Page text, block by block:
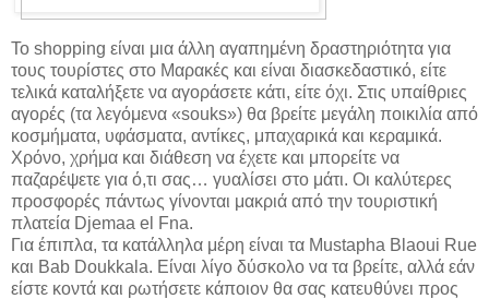
Το shopping είναι μια άλλη αγαπημένη δραστηριότητα για
τους τουρίστες στο Μαρακές και είναι διασκεδαστικό, είτε
τελικά καταλήξετε να αγοράσετε κάτι, είτε όχι. Στις υπαίθριες
αγορές (τα λεγόμενα «souks») θα βρείτε μεγάλη ποικιλία από
κοσμήματα, υφάσματα, αντίκες, μπαχαρικά και κεραμικά.
Χρόνο, χρήμα και διάθεση να έχετε και μπορείτε να
παζαρέψετε για ό,τι σας… γυαλίσει στο μάτι. Οι καλύτερες
προσφορές πάντως γίνονται μακριά από την τουριστική
πλατεία Djemaa el Fna.
Για έπιπλα, τα κατάλληλα μέρη είναι τα Mustapha Blaoui Rue
και Bab Doukkala. Είναι λίγο δύσκολο να τα βρείτε, αλλά εάν
είστε κοντά και ρωτήσετε κάποιον θα σας κατευθύνει προς